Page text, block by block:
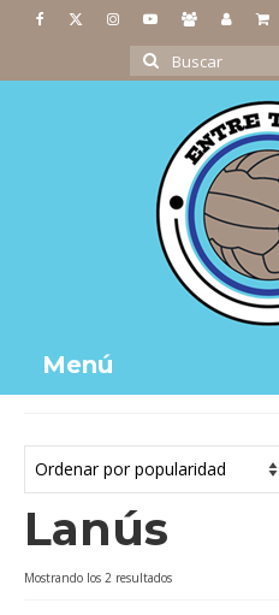
Buscar
por:
Menú
Actividades
Imágenes
Videos
Lanús
Mostrando los 2 resultadosOrdenado